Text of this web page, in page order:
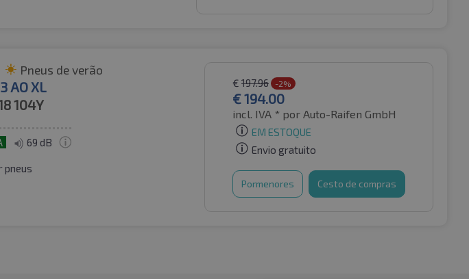
Pneus de verão
AO XL
104Y
69 dB
pneus
€ 197.96 -2%
€194.00
incl. IVA * por Auto-Raifen GmbH
EM ESTOQUE
Envio gratuito
Pormenores Cesto de compras